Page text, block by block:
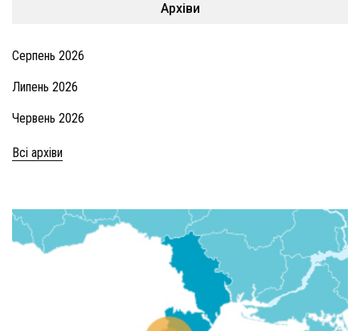
Архіви
Серпень 2026
Липень 2026
Червень 2026
Всі архіви